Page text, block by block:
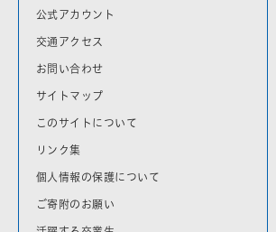
公式アカウント
交通アクセス
お問い合わせ
サイトマップ
このサイトについて
リンク集
個人情報の保護について
ご寄附のお願い